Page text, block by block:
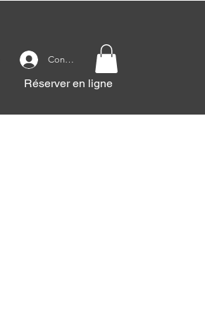
Connexion
Réserver en ligne